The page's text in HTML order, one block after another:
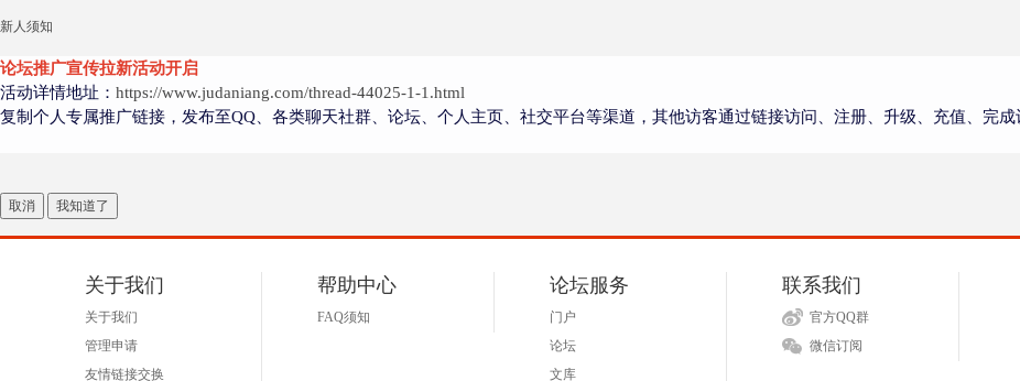
新人须知
论坛推广宣传拉新活动开启
活动详情地址： https://www.judaniang.com/thread-44025-1-1.html
复制个人专属推广链接，发布至QQ、各类聊天社群、论坛、个人主页、社交平台等渠道，其他访客通过链接访问、注册、升级、充值、完
取消 我知道了
关于我们
关于我们
管理申请
友情链接交换
帮助中心
FAQ须知
论坛服务
门户
论坛
文库
联系我们
官方QQ群
微信订阅